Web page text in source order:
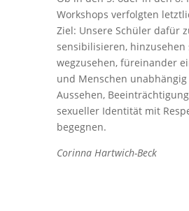
Workshops verfolgten
Ziel: Unsere Schüler dafür
sensibilisieren, hinzusehen
wegzusehen, füreinander
und Menschen
Aussehen,
sexueller Identität mit
begegnen.
Corinna Hartwich-Beck